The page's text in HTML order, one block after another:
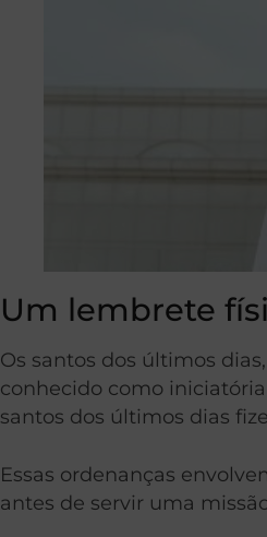
Um lembrete
Os santos dos últimos
conhecido como
santos dos últimos dias
Essas ordenanças
antes de servir uma